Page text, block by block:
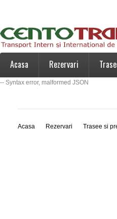
Acasa Rezervari
-- Syntax error, malformed JSON
Acasa Rezervari Trasee si